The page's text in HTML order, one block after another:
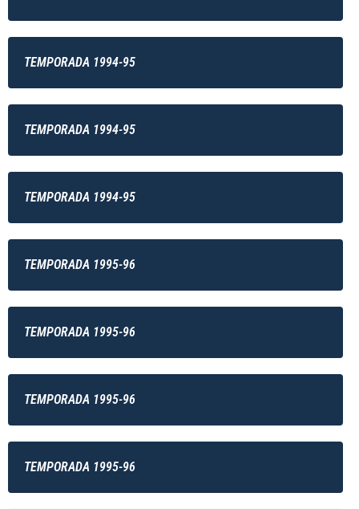
TEMPORADA 1994-95
TEMPORADA 1994-95
TEMPORADA 1994-95
TEMPORADA 1995-96
TEMPORADA 1995-96
TEMPORADA 1995-96
TEMPORADA 1995-96